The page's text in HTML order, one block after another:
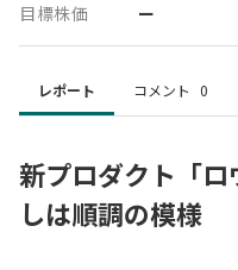
目標株価 ー
レポート コメント 0
新プロダクト「
しは順調の模様